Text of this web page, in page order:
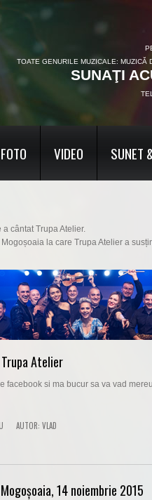
TOATE GENURILE MUZICALE:
SUNAŢI
FOTO VIDEO SUNET
cântat Trupa Atelier.
la care Trupa Atelier a
Atelier
facebook si ma bucur sa va vad
AUTOR: VLAD
14 noiembrie 2015